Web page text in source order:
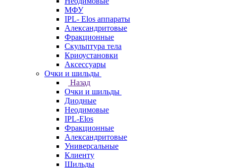
МФУ
IPL- Elos аппараты
Александритовые
Фракционные
Скульптура тела
Криоустановки
Аксессуары
Очки и шильды
Назад
Очки и шильды
Диодные
Неодимовые
IPL-Elos
Фракционные
Александритовые
Универсальные
Клиенту
Шильды